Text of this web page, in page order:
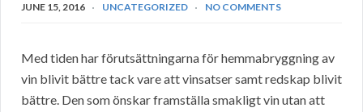
JUNE 15, 2016 UNCATEGORIZED NO COMMENTS
Med tiden har förutsättningarna för hemmabryggning av
vin blivit bättre tack vare att vinsatser samt redskap blivit
bättre. Den som önskar framställa smakligt vin utan att